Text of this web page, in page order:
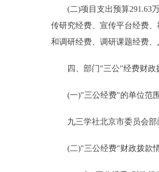
(二)项目支出预算291.63万
传研究经费、宣传平台经费
和调研经费、调研课题经费
四、部门"三公"经费财政
(一)"三公经费"的单位范围
九三学社北京市委员会部
(二)"三公经费"财政拨款